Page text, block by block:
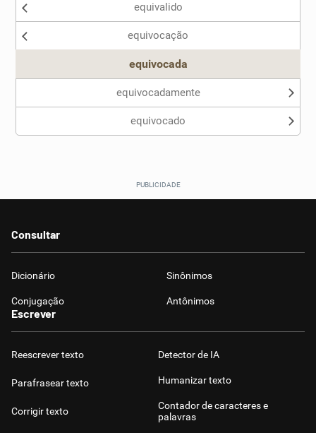
equivalido
equivocação
equivocada
equivocadamente
equivocado
Consultar
Dicionário Sinônimos
Conjugação Antônimos
Escrever
Reescrever texto
Parafrasear texto
Corrigir texto
Detector de IA
Humanizar texto
Contador de caracteres e
palavras